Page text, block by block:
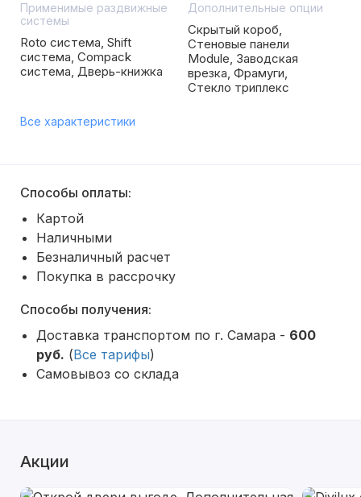
Применимые раздвижные
системы
Roto система, Shift
система, Compack
система, Дверь-книжка
Дополнительные опции
Скрытый короб,
Стеновые панели
Module, Заводская
врезка, Фрамуги,
Стекло триплекс
Все характеристики
Способы оплаты:
Картой
Наличными
Безналичный расчет
Покупка в рассрочку
Способы получения:
Доставка транспортом по г. Самара - 600
руб. (Все тарифы)
Самовывоз со склада
Акции